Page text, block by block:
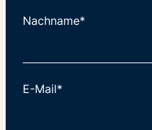
Nachname*
E-Mail*